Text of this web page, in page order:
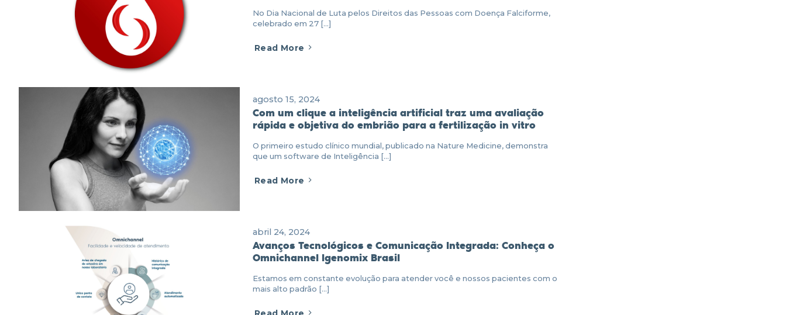
No Dia Nacional de Luta pelos Direitos das Pessoas com Doença Falciforme,
celebrado em 27 [...]
Read More
agosto 15, 2024
Com um clique a inteligência artificial traz uma avaliação
rápida e objetiva do embrião para a fertilização in vitro
O primeiro estudo clínico mundial, publicado na Nature Medicine, demonstra
que um software de Inteligência [...]
Read More
abril 24, 2024
Avanços Tecnológicos e Comunicação Integrada: Conheça o
Omnichannel Igenomix Brasil
Estamos em constante evolução para atender você e nossos pacientes com o
mais alto padrão [...]